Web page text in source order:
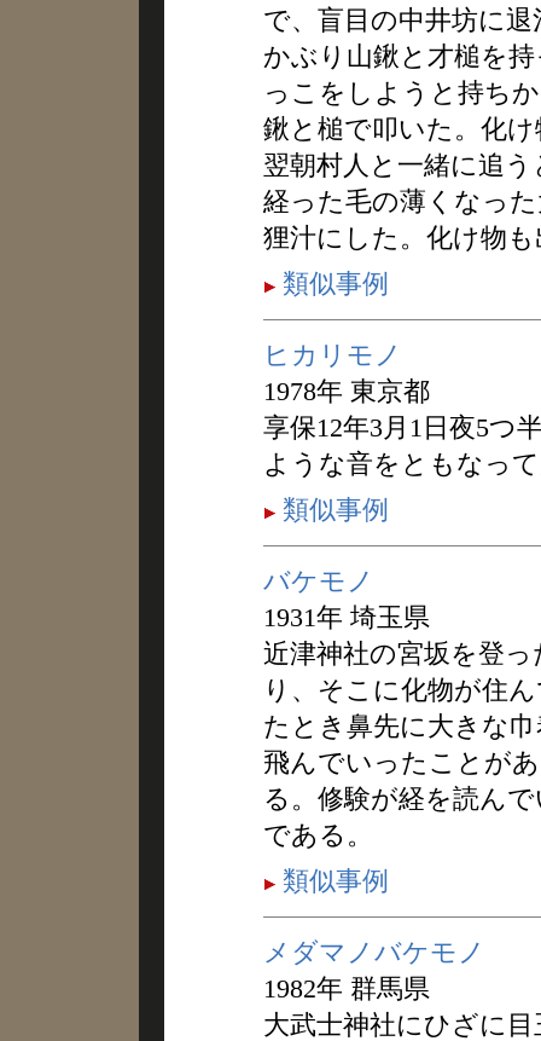
で、盲目の中井坊に
かぶり山鍬と才槌を
っこをしようと持ち
鍬と槌で叩いた。化
翌朝村人と一緒に追
経った毛の薄くなっ
狸汁にした。化け物
類似事例
ヒカリモノ
1978年 東京都
享保12年3月1日夜5つ
ような音をともなっ
類似事例
バケモノ
1931年 埼玉県
近津神社の宮坂を登
り、そこに化物が住
たとき鼻先に大きな
飛んでいったことが
る。修験が経を読ん
である。
類似事例
メダマノバケモノ
1982年 群馬県
大武士神社にひざに